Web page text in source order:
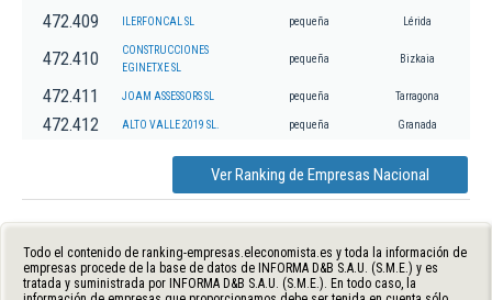
472.409 ILERFONCAL SL pequeña Lérida
472.410
CONSTRUCCIONES
EGINETXE SL
pequeña Bizkaia
472.411 JOAM ASSESSORS SL pequeña Tarragona
472.412 ALTO VALLE 2019 SL. pequeña Granada
Ver Ranking de Empresas Nacional
Todo el contenido de ranking-empresas.eleconomista.es y toda la información de
empresas procede de la base de datos de INFORMA D&B S.A.U. (S.M.E.) y es
tratada y suministrada por INFORMA D&B S.A.U. (S.M.E.). En todo caso, la